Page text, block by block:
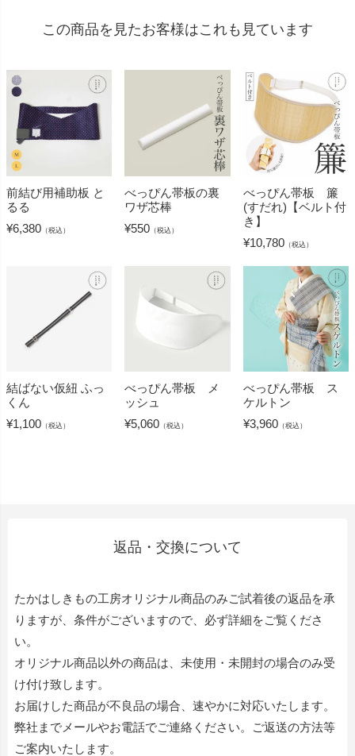
この商品を見たお客様はこれも見ています
前結び用補助板 と
るる
¥6,380 （税込）
べっぴん帯板の裏
ワザ芯棒
¥550 （税込）
べっぴん帯板 簾
(すだれ)【ベルト付
き】
¥10,780（税込）
結ばない仮紐 ふっ
くん
¥1,100 （税込）
べっぴん帯板 メ
ッシュ
¥5,060 （税込）
べっぴん帯板 ス
ケルトン
¥3,960（税込）
返品・交換について
たかはしきもの工房オリジナル商品のみご試着後の返品を承
りますが、条件がございますので、必ず詳細をご覧くださ
い。
オリジナル商品以外の商品は、未使用・未開封の場合のみ受
け付け致します。
お届けした商品が不良品の場合、速やかに対応いたします。
弊社までメールやお電話でご連絡ください。ご返送の方法等
ご案内いたします。